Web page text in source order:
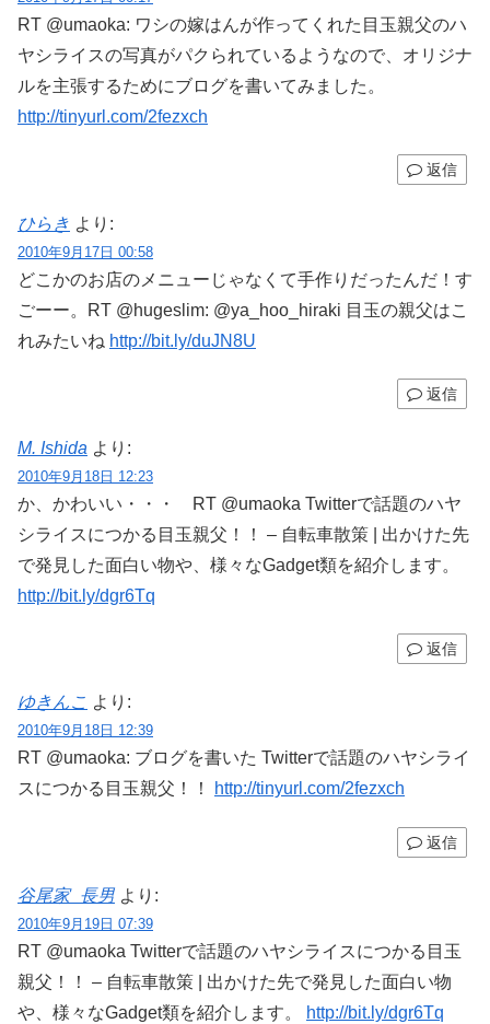
RT @umaoka: ワシの嫁はんが作ってくれた目玉親父のハ
ヤシライスの写真がパクられているようなので、オリジナ
ルを主張するためにブログを書いてみました。
http://tinyurl.com/2fezxch
返信
ひらき より:
2010年9月17日 00:58
どこかのお店のメニューじゃなくて手作りだったんだ！す
ごーー。RT @hugeslim: @ya_hoo_hiraki 目玉の親父はこ
れみたいね http://bit.ly/duJN8U
返信
M. Ishida より:
2010年9月18日 12:23
か、かわいい・・・ RT @umaoka Twitterで話題のハヤ
シライスにつかる目玉親父！！ – 自転車散策 | 出かけた先
で発見した面白い物や、様々なGadget類を紹介します。
http://bit.ly/dgr6Tq
返信
ゆきんこ より:
2010年9月18日 12:39
RT @umaoka: ブログを書いた Twitterで話題のハヤシライ
スにつかる目玉親父！！
http://tinyurl.com/2fezxch
返信
谷尾家_長男 より:
2010年9月19日 07:39
RT @umaoka Twitterで話題のハヤシライスにつかる目玉
親父！！ – 自転車散策 | 出かけた先で発見した面白い物
や、様々なGadget類を紹介します。
http://bit.ly/dgr6Tq